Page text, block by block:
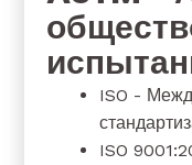
ISO -
ISO